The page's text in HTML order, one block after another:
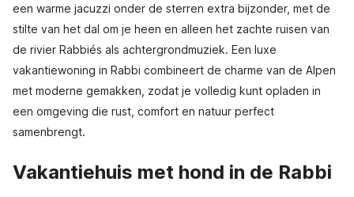
een warme jacuzzi onder de sterren extra bijzonder, met de
stilte van het dal om je heen en alleen het zachte ruisen van
de rivier Rabbiés als achtergrondmuziek. Een luxe
vakantiewoning in Rabbi combineert de charme van de Alpen
met moderne gemakken, zodat je volledig kunt opladen in
een omgeving die rust, comfort en natuur perfect
samenbrengt.
Vakantiehuis met hond in de Rabbi